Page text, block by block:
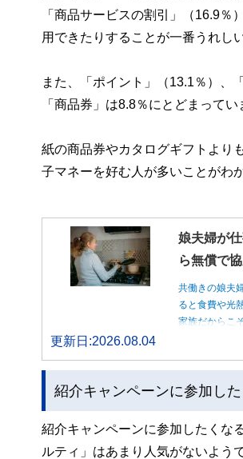
「商品サービスの割引」（16.9％
用できたりすることが一番うれし
また、「ポイント」（13.1％）、
「商品券」は8.8％にとどまってい
紙の商品券やカタログギフトより
子マネーを好む人が多いことがわ
娘夫婦が
ら無償で
共働きの娘夫
ると食費や光
家族だからこ
更新日:2026.08.04
紹介キャンペーンに参加し
紹介キャンペーンに参加したくな
ルティ」はあまり人気がないよう